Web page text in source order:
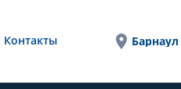
Контакты Барнаул